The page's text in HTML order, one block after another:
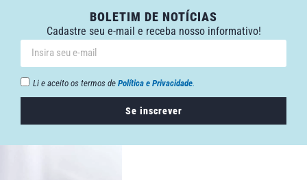
BOLETIM DE NOTÍCIAS
Cadastre seu e-mail e receba nosso informativo!
Li e aceito os termos de Política e Privacidade.
Se inscrever